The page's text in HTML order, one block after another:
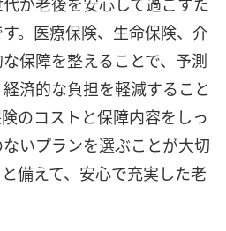
。医療保険、生命保険、介
保障を整えることで、予測
済的な負担を軽減すること
のコストと保障内容をしっ
いプランを選ぶことが大切
備えて、安心で充実した老